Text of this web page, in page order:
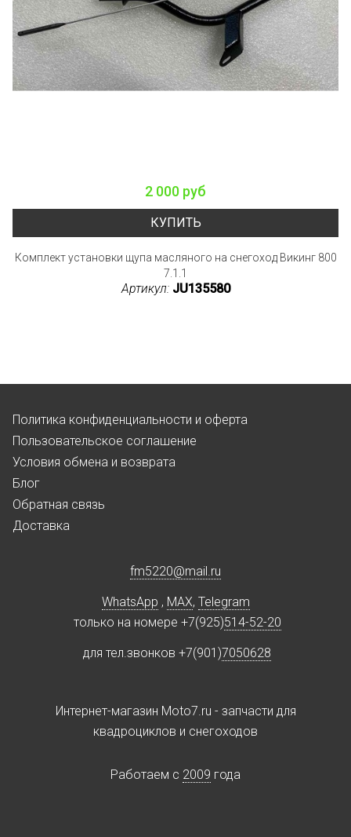
2 000 руб
КУПИТЬ
Комплект установки щупа масляного на снегоход Викинг 800
7.1.1
Артикул: JU135580
Политика конфиденциальности и оферта
Пользовательское соглашение
Условия обмена и возврата
Блог
Обратная связь
Доставка
fm5220@mail.ru
WhatsApp , MAX, Telegram
только на номере +7(925)514-52-20
для тел.звонков +7(901)7050628
Интернет-магазин Moto7.ru - запчасти для
квадроциклов и снегоходов
Работаем c 2009 года